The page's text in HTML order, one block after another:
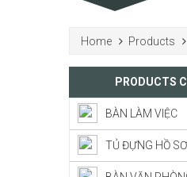
Home Products
PRODUCTS
BÀN LÀM VIỆC
TỦ ĐỰNG HỒ